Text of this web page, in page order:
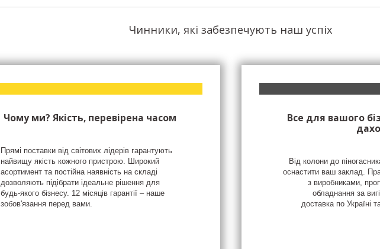
Чинники, які забезпечують наш успіх
Чому ми? Якість, перевірена часом
Прямі поставки від світових лідерів гарантують
найвищу якість кожного пристрою. Широкий
асортимент та постійна наявність на складі
дозволяють підібрати ідеальне рішення для
будь-якого бізнесу. 12 місяців гарантії – наше
зобов'язання перед вами.
Все для вашого
Від колони до
оснастити ваш заклад.
з виробниками,
обладнання за
доставка по Україні